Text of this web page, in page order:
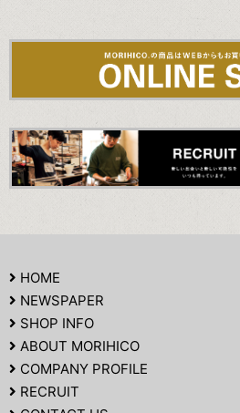
HOME
NEWSPAPER
SHOP INFO
ABOUT MORIHICO
COMPANY PROFILE
RECRUIT